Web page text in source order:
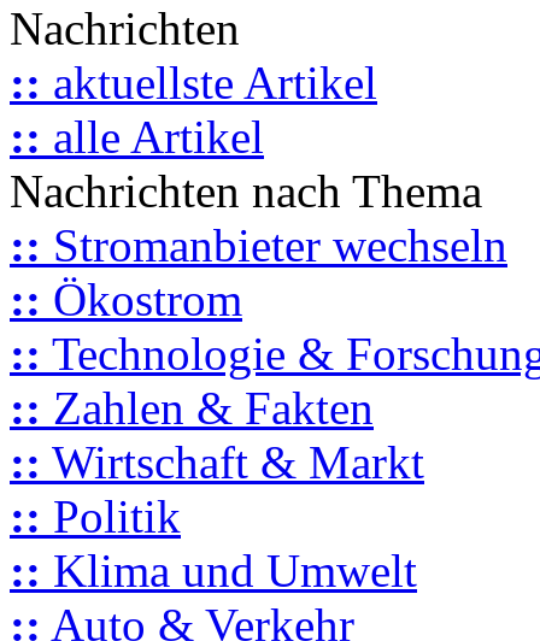
Nachrichten
:: aktuellste Artikel
:: alle Artikel
Nachrichten nach Thema
:: Stromanbieter wechseln
:: Ökostrom
:: Technologie &
:: Zahlen & Fakten
:: Wirtschaft & Markt
:: Politik
:: Klima und Umwelt
:: Auto & Verkehr